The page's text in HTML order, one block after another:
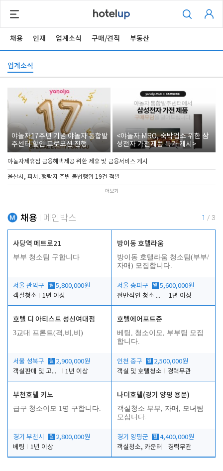
채용 인재 업계소식 구매/견적 부동산
업계소식
야놀자17주년 기념 야놀자 통합발
주센터 할인 프로모션 진행
<야놀자 MRO, 숙박업소 위한 삼
성전자 가전제품 특가 개시>
야놀자제휴점 금융혜택제공 위한 제휴 및 금융서비스 게시
울산시, 피서․행락지 주변 불법행위 19건 적발
더보기
채용 메인박스 1 / 3
사당역 메트로21
부부 청소팀 구합니다
서울 관악구 월 5,800,000원
객실청소
1년 이상
방이동 호텔라움
방이동 호텔라움 청소팀(부부/
자매) 모집합니다.
서울 송파구 월 5,600,000원
전반적인 청소 업무(객실청소.객실정리)
1년 이상
호텔 디 아티스트 성신여대점
3교대 프론트(격,비,비)
서울 성북구 월 2,900,000원
객실판매 및 고객응대
1년 이상
호텔에어포트준
베팅, 청소이모, 부부팀 모집
합니다.
인천 중구 월 2,500,000원
객실 및 호텔청소
경력무관
부천호텔 키노
급구 청소이모 1명 구합니다.
경기 부천시 월 2,800,000원
베팅
1년 이상
나더호텔(경기 양평 용문)
객실청소 부부, 자매, 모녀팀
모십니다.
경기 양평군 월 4,400,000원
객실청소, 카운터
경력무관